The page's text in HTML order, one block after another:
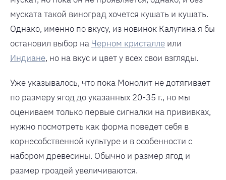
муската такой виноград хочется кушать и кушать.
Однако, именно по вкусу, из новинок Калугина я бы
остановил выбор на Черном кристалле или
Индиане, но на вкус и цвет у всех свои взгляды.
Уже указывалось, что пока Монолит не дотягивает
по размеру ягод до указанных 20-35 г., но мы
оцениваем только первые сигналки на прививках,
нужно посмотреть как форма поведет себя в
корнесобственной культуре и в особенности с
набором древесины. Обычно и размер ягод и
размер гроздей увеличиваются.